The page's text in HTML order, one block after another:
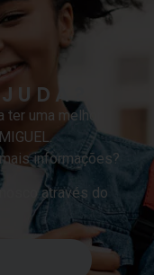
ter uma melhor
informações?
através do